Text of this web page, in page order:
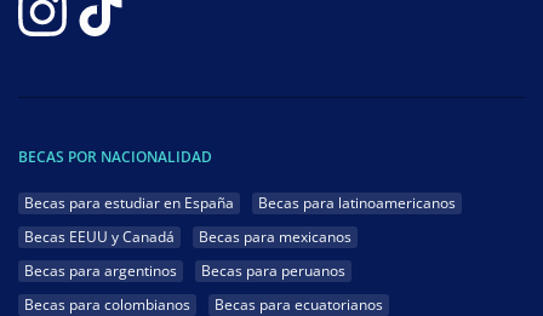
BECAS POR NACIONALIDAD
Becas para estudiar en España
Becas para latinoamericanos
Becas EEUU y Canadá
Becas para mexicanos
Becas para argentinos
Becas para peruanos
Becas para colombianos
Becas para ecuatorianos